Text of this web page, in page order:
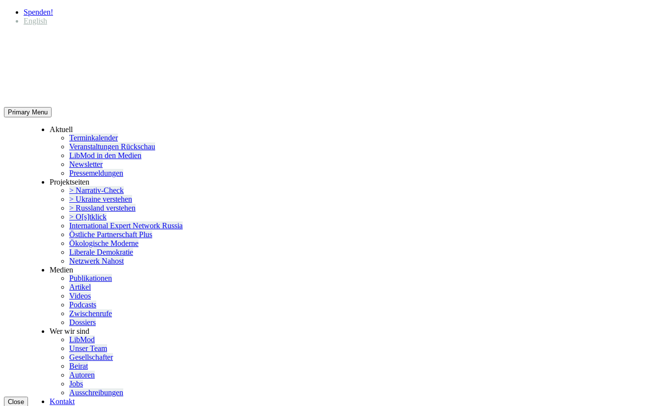
Spenden!
English
Primary Menu
Close
Aktuell
Termin­ka­lender
Veran­stal­tungen Rückschau
LibMod in den Medien
Newsletter
Presse­mel­dungen
Projekt­seiten
> Narrativ-Check
> Ukraine verstehen
> Russland verstehen
> O[s]tklick
Inter­na­tional Expert Network Russia
Östliche Partner­schaft Plus
Ökolo­gische Moderne
Liberale Demokratie
Netzwerk Nahost
Medien
Publi­ka­tionen
Artikel
Videos
Podcasts
Zwischenrufe
Dossiers
Wer wir sind
LibMod
Unser Team
Gesell­schafter
Beirat
Autoren
Jobs
Ausschrei­bungen
Kontakt